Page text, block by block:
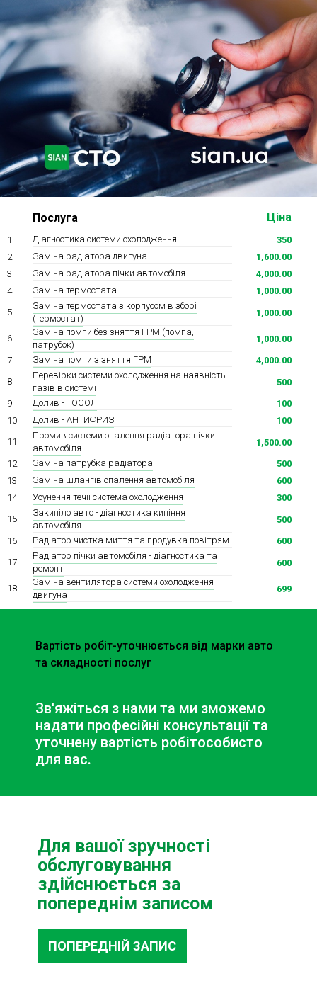
Ходова частина Зчеплення
ГРМ Шиномонтаж
Запчастини Двигун
Гальмівна система Заміна Ременей
Вартість робіт-уточнюється від марки авто
та складності послуг
Зв'яжіться з нами та ми зможемо
надати професійні консультації та
уточнену вартість робітособисто
для вас.
Послуга Ціна
1 Діагностика системи охолодження
350
2
Заміна радіатора двигуна
1,600.00
3
Заміна радіатора пічки автомобіля
4,000.00
4
Заміна термостата
1,000.00
5
Заміна термостата з корпусом в зборі
(термостат)
1,000.00
6
Заміна помпи без зняття ГРМ (помпа,
патрубок)
1,000.00
7
Заміна помпи з зняття ГРМ
4,000.00
8
Перевірки системи охолодження на наявність
газів в системі
500
9
Долив - ТОСОЛ
100
10
Долив - АНТИФРИЗ
100
11
Промив системи опалення радіатора пічки
автомобіля
1,500.00
12
Заміна патрубка радіатора
500
13
Заміна шлангів опалення автомобіля
600
14
Усунення течії система охолодження
300
15
Закипіло авто - діагностика кипіння
автомобіля
500
16
Радіатор чистка миття та продувка повітрям
600
17
Радіатор пічки автомобіля - діагностика та
ремонт
600
18
Заміна вентилятора системи охолодження
двигуна
699
Для вашої зручності
обслуговування
здійснюється за
попереднім записом
ПОПЕРЕДНІЙ ЗАПИС